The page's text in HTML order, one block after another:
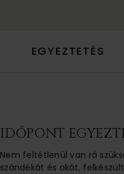
EGYEZTETÉS
IDŐPONT
Nem feltétlenül van rá
szándékát és okát,